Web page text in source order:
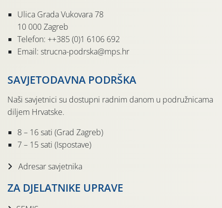
Ulica Grada Vukovara 78
10 000 Zagreb
Telefon: ++385 (0)1 6106 692
Email: strucna-podrska@mps.hr
SAVJETODAVNA PODRŠKA
Naši savjetnici su dostupni radnim danom u podružnicama
diljem Hrvatske.
8 – 16 sati (Grad Zagreb)
7 – 15 sati (Ispostave)
Adresar savjetnika
ZA DJELATNIKE UPRAVE